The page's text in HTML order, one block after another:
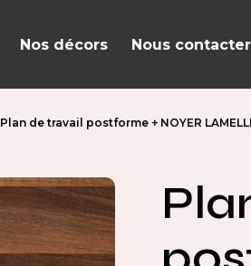
Nos décors Nous contacter
Plan de travail postforme + NOYER